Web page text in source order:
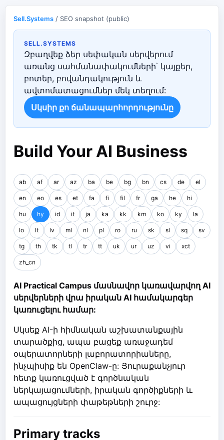
Sell.Systems / SEO snapshot (public)
SELL.SYSTEMS
Զբաղվեք ձեր սեփական սերվերում
առանց սահմանափակումների՝ կայքեր,
բոտեր, բովանդակություն և
ավտոմատացումներ մեկ տեղում:
Սկսիր քո ճանապարհորդությունը
Build Your AI Business
ab af ar az ba be bg bn cs de el
en eo es et fa fi fil fr ga he hi
hu hy id it ja ka kk km ko ky la
lo lt lv ml nl pl ro ru sk sl sq sv
tg th tk tl tr tt uk ur uz vi xct
zh_cn
AI Practical Campus մասնավոր կառավարվող AI
սերվերների վրա իրական AI համակարգեր
կառուցելու համար:
Սկսեք AI-ի հիմնական աշխատանքային
տարածքից, ապա բացեք առաջադեմ
օպերատորների լաբորատորիաները,
ինչպիսիք են OpenClaw-ը: Յուրաքանչյուր
հետք կառուցված է գործնական
ներկայացումների, իրական գործիքների և
ապացույցների փաթեթների շուրջ:
Primary tracks